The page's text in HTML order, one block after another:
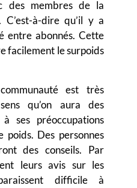
des membres de la
C’est-à-dire qu’il y a
entre abonnés. Cette
facilement le surpoids
est très
qu’on aura des
ses préoccupations
Des personnes
des conseils. Par
leurs avis sur les
difficile à